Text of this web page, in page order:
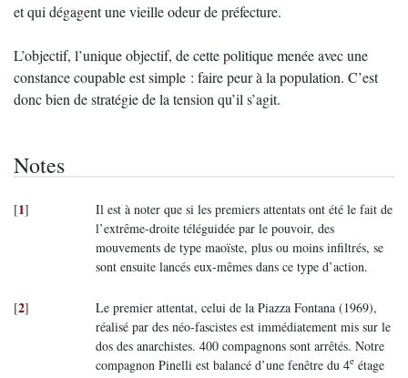
et qui dégagent une vieille odeur de préfecture.
L’objectif, l’unique objectif, de cette politique menée avec une
constance coupable est simple : faire peur à la population. C’est
donc bien de stratégie de la tension qu’il s’agit.
Notes
[1]
Il est à noter que si les premiers attentats ont été le fait de
l’extrême-droite téléguidée par le pouvoir, des
mouvements de type maoïste, plus ou moins infiltrés, se
sont ensuite lancés eux-mêmes dans ce type d’action.
[2]
Le premier attentat, celui de la Piazza Fontana (1969),
réalisé par des néo-fascistes est immédiatement mis sur le
dos des anarchistes. 400 compagnons sont arrêtés. Notre
compagnon Pinelli est balancé d’une fenêtre du 4e étage